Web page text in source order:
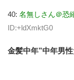
40: 名無しさん＠恐
ID:+ldXmktG0
金髪中年”中年男